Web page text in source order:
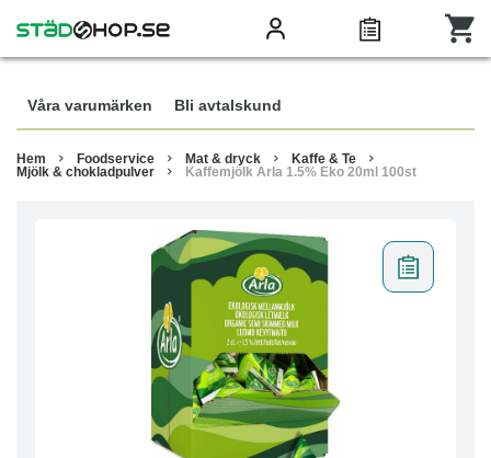
Våra varumärken Bli avtalskund
Hem Foodservice Mat & dryck
Kaffe & Te
Mjölk & chokladpulver
Kaffemjölk Arla 1.5% Eko 20ml 100st